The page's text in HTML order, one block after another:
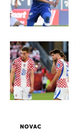
NOVAC